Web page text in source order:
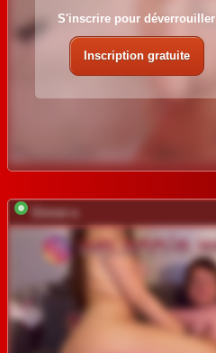
S'inscrire pour déverrouiller
Inscription gratuite
Sinner-s